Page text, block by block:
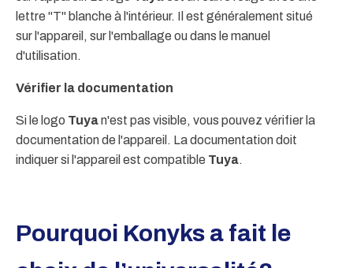
lettre "T" blanche à l'intérieur. Il est généralement situé
sur l'appareil, sur l'emballage ou dans le manuel
d'utilisation.
Vérifier la documentation
Si le logo Tuyan'est pas visible, vous pouvez vérifier la
documentation de l'appareil. La documentation doit
indiquer si l'appareil est compatible Tuya.
Pourquoi Konyks a fait le